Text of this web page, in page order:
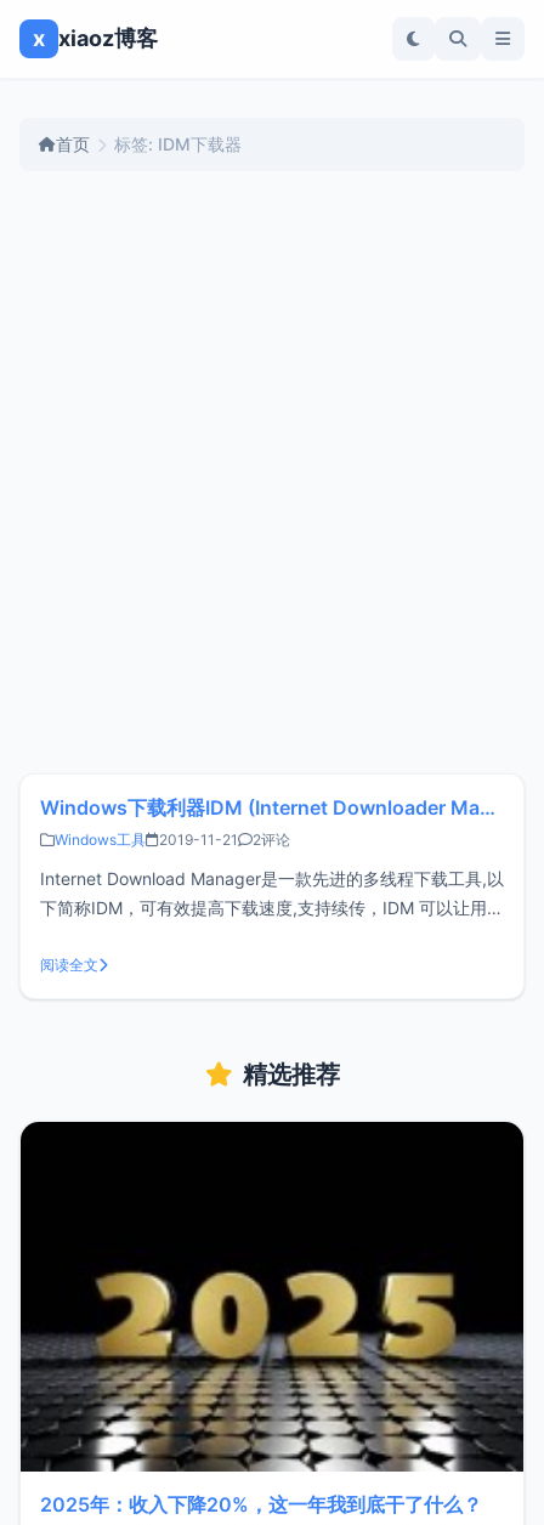
x xiaoz博客
首页 标签: IDM下载器
Windows下载利器IDM (Internet Downloader Manager)，129元永久版授权
Windows工具 2019-11-21 2评论
Internet Download Manager是一款先进的多线程下载工具,以
下简称IDM，可有效提高下载速度,支持续传，IDM 可以让用户
快速度下载，并列出最近的下载，方便访问文件。国外一个老
牌下载工具，可能您早已听说过IDM大名，也可能部分
阅读全文
精选推荐
2025年：收入下降20%，这一年我到底干了什么？